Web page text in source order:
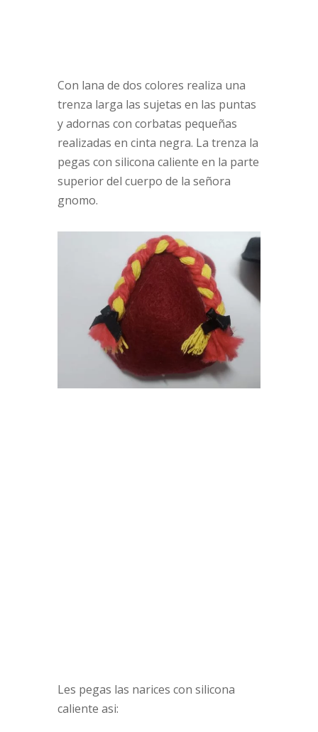
Con lana de dos colores realiza una
trenza larga las sujetas en las puntas
y adornas con corbatas pequeñas
realizadas en cinta negra. La trenza la
pegas con silicona caliente en la parte
superior del cuerpo de la señora
gnomo.
Les pegas las narices con silicona
caliente asi: